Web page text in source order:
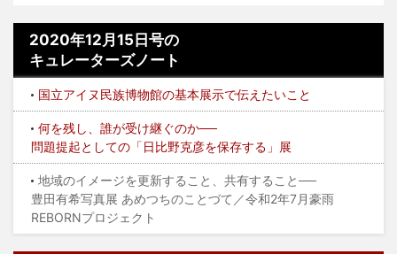
2020年12月15日号の
キュレーターズノート
国立アイヌ民族博物館の基本展示で伝えたいこと
何を残し、誰が受け継ぐのか──
問題提起としての「日比野克彦を保存する」展
地域のイメージを更新すること、共有すること──
豊田有希写真展 あめつちのことづて／令和2年7月豪雨
REBORNプロジェクト